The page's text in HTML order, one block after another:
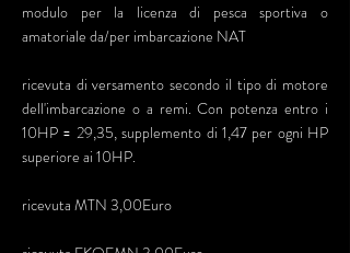
modulo per la licenza di pesca sportiva o
amatoriale da/per imbarcazione NAT
ricevuta di versamento secondo il tipo di motore
dell'imbarcazione o a remi. Con potenza entro i
10HP = 29,35, supplemento di 1,47 per ogni HP
superiore ai 10HP.
ricevuta MTN 3,00Euro